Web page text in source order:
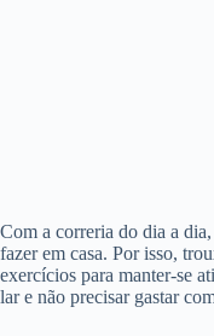
Com a correria do dia a
fazer em casa. Por isso,
exercícios para manter-se
lar e não precisar gastar